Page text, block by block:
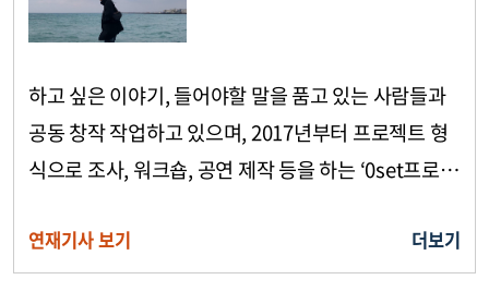
하고 싶은 이야기, 들어야할 말을 품고 있는 사람들과
공동 창작 작업하고 있으며, 2017년부터 프로젝트 형
식으로 조사, 워크숍, 공연 제작 등을 하는 ‘0set프로젝
연재기사 보기 더보기